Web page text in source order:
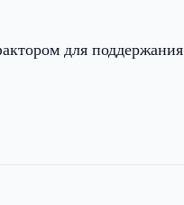
для поддержания